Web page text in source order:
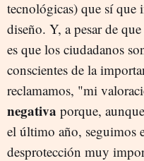
tecnológicas) que sí
diseño. Y, a pesar de
es que los ciudadanos
conscientes de la
reclamamos, "mi
negativa porque,
el último año, seguimos
desprotección muy